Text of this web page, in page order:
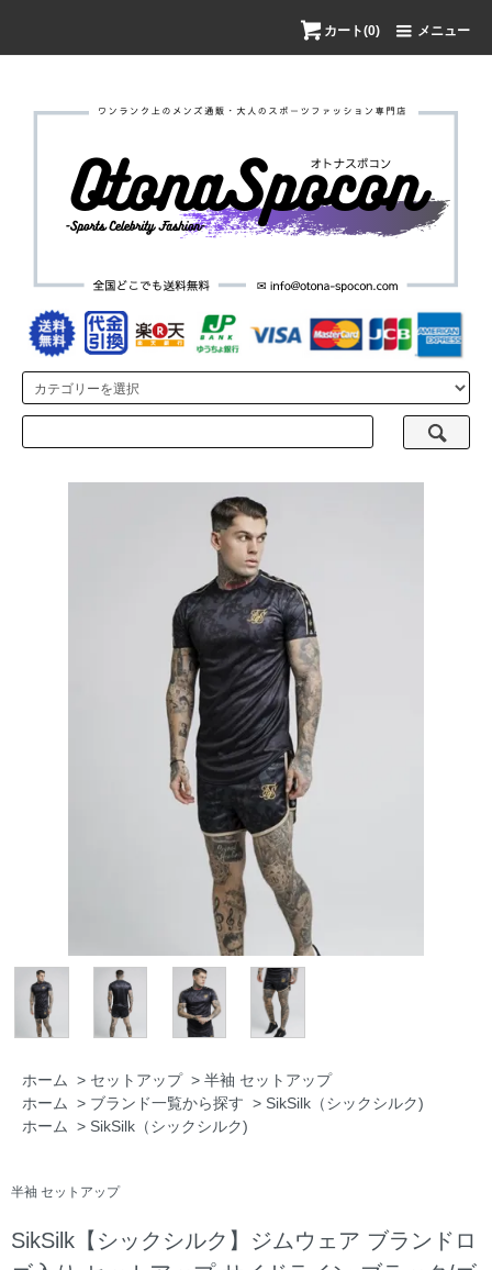
カート(0) メニュー
ホーム > セットアップ > 半袖 セットアップ
ホーム
> ブランド一覧から探す > SikSilk（シックシルク)
ホーム
> SikSilk（シックシルク)
半袖 セットアップ
SikSilk【シックシルク】ジムウェア ブランドロ